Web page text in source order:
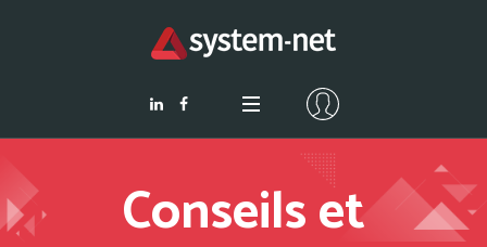
Conseils et